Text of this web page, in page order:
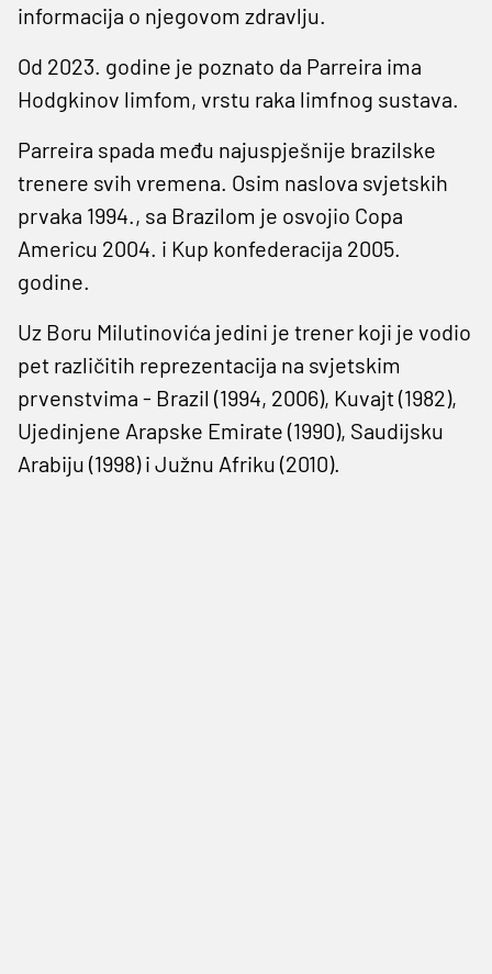
informacija o njegovom zdravlju.
Od 2023. godine je poznato da Parreira ima
Hodgkinov limfom, vrstu raka limfnog sustava.
Parreira spada među najuspješnije brazilske
trenere svih vremena. Osim naslova svjetskih
prvaka 1994., sa Brazilom je osvojio Copa
Americu 2004. i Kup konfederacija 2005.
godine.
Uz Boru Milutinovića jedini je trener koji je vodio
pet različitih reprezentacija na svjetskim
prvenstvima - Brazil (1994, 2006), Kuvajt (1982),
Ujedinjene Arapske Emirate (1990), Saudijsku
Arabiju (1998) i Južnu Afriku (2010).